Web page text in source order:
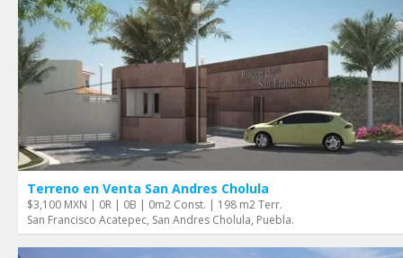
Terreno en Venta San Andres Cholula
$3,100 MXN | 0R | 0B | 0m2 Const. | 198 m2 Terr.
San Francisco Acatepec, San Andres Cholula, Puebla.